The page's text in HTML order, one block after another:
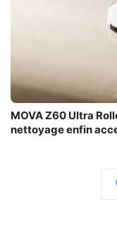
MOVA Z60 Ultra
nettoyage enfin